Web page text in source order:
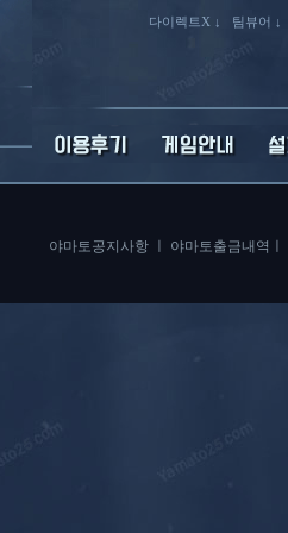
다이렉트X ↓ 팀뷰어 ↓
야마토공지사항ㅣ 야마토출금내역